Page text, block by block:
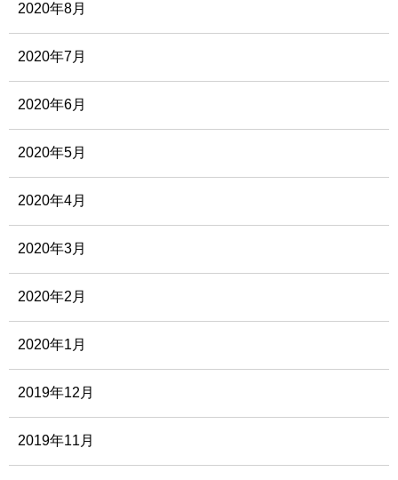
2020年8月
2020年7月
2020年6月
2020年5月
2020年4月
2020年3月
2020年2月
2020年1月
2019年12月
2019年11月